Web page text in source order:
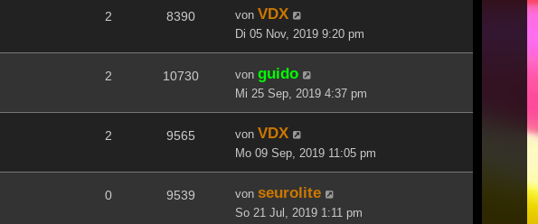
2 8390 von VDX
Di 05 Nov, 2019 9:20 pm
2 10730 von guido
Mi 25 Sep, 2019 4:37 pm
2 9565 von VDX
Mo 09 Sep, 2019 11:05 pm
0 9539 von seurolite
So 21 Jul, 2019 1:11 pm